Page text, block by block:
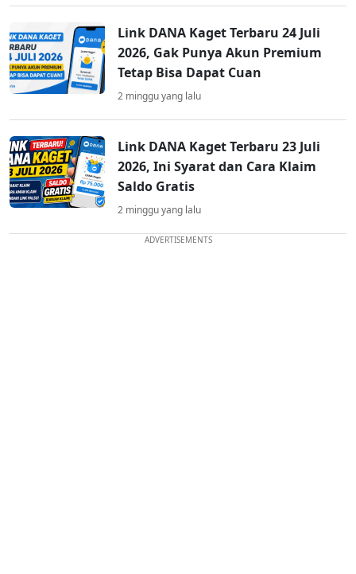
Link DANA Kaget Terbaru 24 Juli
2026, Gak Punya Akun Premium
Tetap Bisa Dapat Cuan
2 minggu yang lalu
Link DANA Kaget Terbaru 23 Juli
2026, Ini Syarat dan Cara Klaim
Saldo Gratis
2 minggu yang lalu
ADVERTISEMENTS